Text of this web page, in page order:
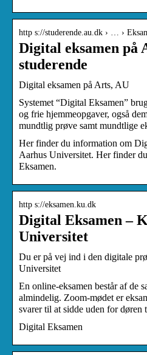
http s://studerende.au.dk › … ›
Digital eksamen på
studerende
Digital eksamen på Arts, AU
Systemet “Digital Eksamen”
og frie hjemmeopgaver, også
mundtlig prøve samt mundtlige
Her finder du information om
Aarhus Universitet. Her finder
Eksamen.
http s://eksamen.ku.dk
Digital Eksamen –
Universitet
Du er på vej ind i den digitale
Universitet
En online-eksamen består af de
almindelig. Zoom-mødet er
svarer til at sidde uden for
Digital Eksamen